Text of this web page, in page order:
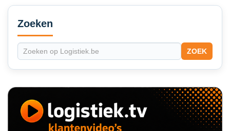
Secondary
Sidebar
Zoeken
ZOEK